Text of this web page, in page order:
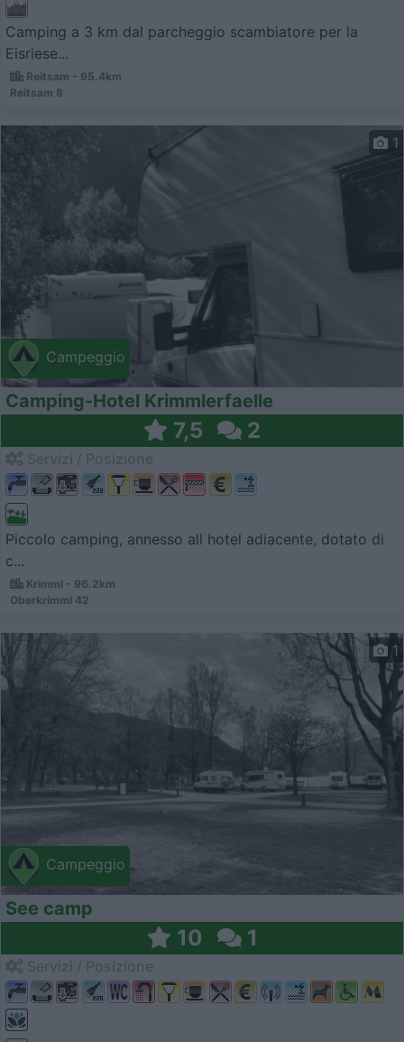
Camping a 3 km dal parcheggio scambiatore per la
Eisriese...
Reitsam - 95.4km
Reitsam 8
Campeggio
1
Camping-Hotel Krimmlerfaelle
7,5 2
Piccolo camping, annesso all hotel adiacente, dotato di
c...
Krimml - 96.2km
Oberkrimml 42
Campeggio
1
See camp
10 1